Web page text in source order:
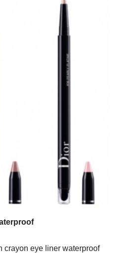
crayon eye liner waterproof